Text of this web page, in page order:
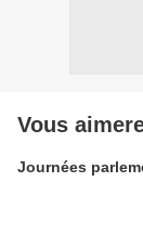
Vous
Journées